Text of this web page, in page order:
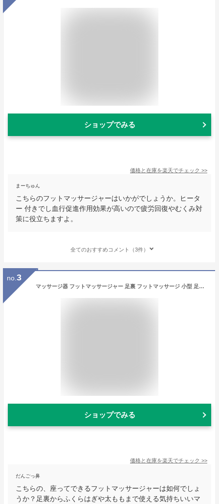
ショップでみる
価格と在庫を楽天でチェック >>
まーちゅん
こちらのフットマッサージャーはいかがでしょうか。ヒータ
ー 付きでし血行促進作用効果が高いので疲労回復やむくみ対
策に役立ちますよ。
全てのおすすめコメント（3件）
no. 3
マッサージ器 フットマッサージャー 足裏 フットマッサージ 小型 足先 腕・足・ふくらはぎ コンパクト ヒーター 足マッサージ器 ヒーター機能搭載 ストレス解消 美脚 健康器具 プレゼント 足マッサージ 健康 グッズ 両親 敬老の日 お中元 ギフト
ショップでみる
価格と在庫を楽天でチェック >>
だんごっ鼻
こちらの、座ってできるフットマッサージャーは如何でしょ
うか？足裏からふくらはぎや太ももまで使える気持ちいいマ